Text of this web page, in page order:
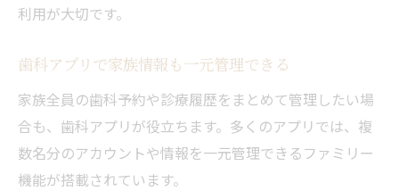
利用が大切です。
歯科アプリで家族情報も一元管理できる
家族全員の歯科予約や診療履歴をまとめて管理したい場
合も、歯科アプリが役立ちます。多くのアプリでは、複
数名分のアカウントや情報を一元管理できるファミリー
機能が搭載されています。